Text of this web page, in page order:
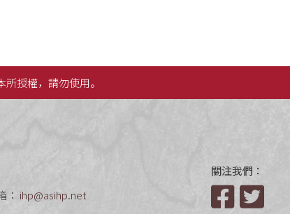
授權，請勿使用。
： ihp@asihp.net
關注我們：
Facebook